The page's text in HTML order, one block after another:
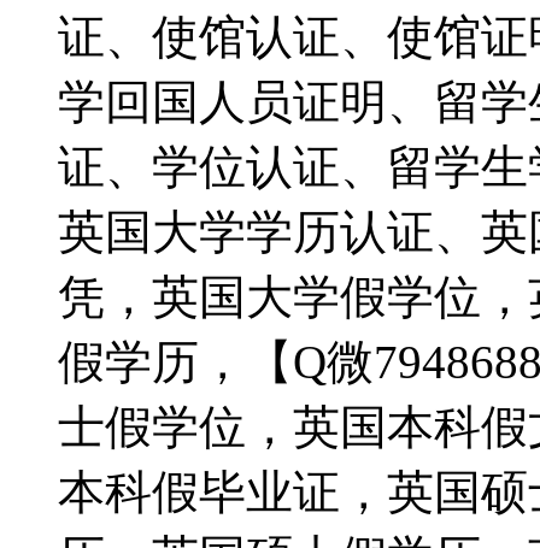
证、使馆认证、使馆证
学回国人员证明、留
证、学位认证、留学
英国大学学历认证、
凭，英国大学假学位
假学历，【Q微
士假学位，英国本科
本科假毕业证，英国